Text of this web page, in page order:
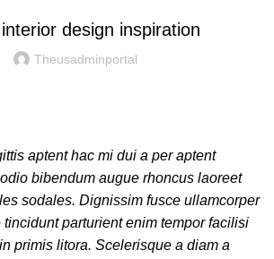
design inspiration
Theusadminportal
aptent hac mi dui a per aptent
bibendum augue rhoncus laoreet
sodales. Dignissim fusce ullamcorper
parturient enim tempor facilisi
primis litora. Scelerisque a diam a